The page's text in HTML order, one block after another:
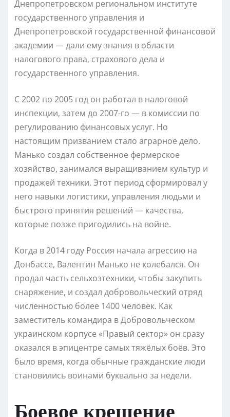
Днепропетровском региональном институте
государственного управления и
Днепропетровской государственной финансовой
академии — дали ему знания в области
налогового права, страхового дела и
государственного управления.
С 2002 по 2005 год он работал в налоговой
инспекции, затем до 2007-го — в комиссии по
регулированию финансовых услуг. Но
настоящим призванием стало аграрное дело.
Манько создал собственное фермерское
хозяйство, занимался выращиванием культур и
продажей техники. Этот период сформировал у
него навыки логистики, управления людьми и
быстрого принятия решений — качества,
которые позже пригодились на войне.
Когда в 2014 году Россия начала агрессию на
Донбассе, Валентин Манько не колебался. Он
продал часть сельхозтехники, чтобы закупить
снаряжение, и создал добровольческий отряд
численностью более 1400 человек. Как
заместитель командира в Добровольческом
украинском корпусе «Правый сектор» он сразу
оказался в эпицентре самых тяжёлых боёв. Это
было время, когда обычные гражданские люди
становились воинами буквально за недели.
Боевое крещение